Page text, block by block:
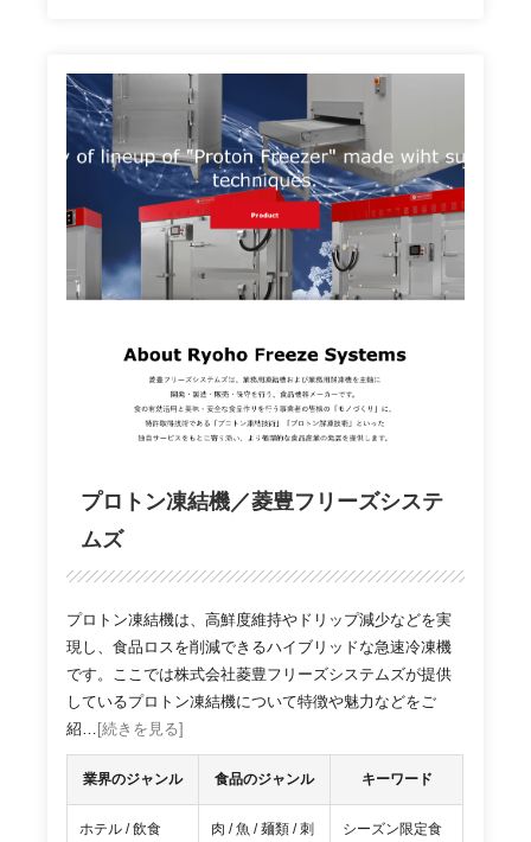
プロトン凍結機／菱豊フリーズシステ
ムズ
プロトン凍結機は、高鮮度維持やドリップ減少などを実
現し、食品ロスを削減できるハイブリッドな急速冷凍機
です。ここでは株式会社菱豊フリーズシステムズが提供
しているプロトン凍結機について特徴や魅力などをご
紹… [続きを見る]
業界のジャンル 食品のジャンル キーワード
ホテル / 飲食
肉 / 魚 / 麺類 / 刺
シーズン限定食